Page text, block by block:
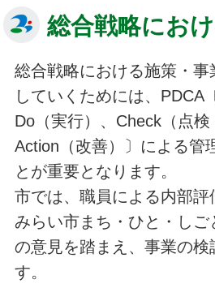
総合戦略にお
総合戦略における施策・事
していくためには、PDCA
Do（実行）、Check（点検
Action（改善）〕による管
とが重要となります。
市では、職員による内部
みらい市まち・ひと・しご
の意見を踏まえ、事業の検
す。